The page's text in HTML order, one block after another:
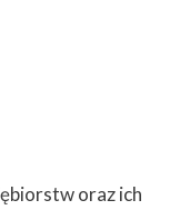
oraz ich